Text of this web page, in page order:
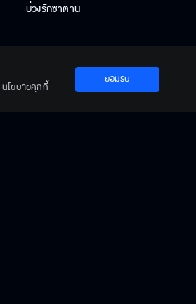
บ่วงรักซาตาน
นโยบายคุกกี้
ยอมรับ